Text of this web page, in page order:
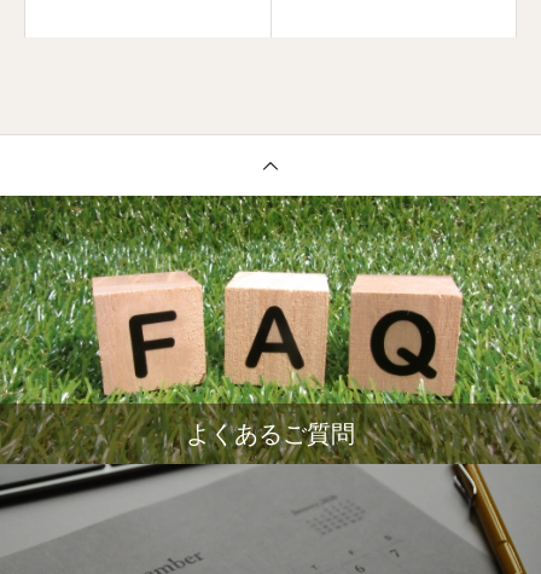
よくあるご質問